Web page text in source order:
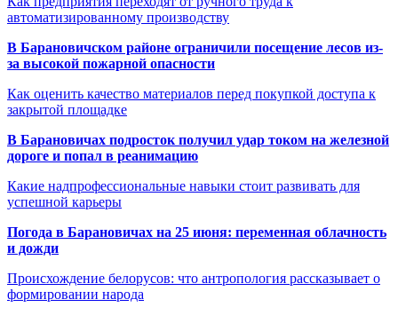
автоматизированному производству
В Барановичском районе ограничили посещение лесов из-
за высокой пожарной опасности
Как оценить качество материалов перед покупкой доступа к
закрытой площадке
В Барановичах подросток получил удар током на железной
дороге и попал в реанимацию
Какие надпрофессиональные навыки стоит развивать для
успешной карьеры
Погода в Барановичах на 25 июня: переменная облачность
и дожди
Происхождение белорусов: что антропология рассказывает о
формировании народа